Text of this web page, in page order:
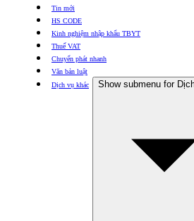
Tin mới
HS CODE
Kinh nghiệm nhập khẩu TBYT
Thuế VAT
Chuyển phát nhanh
Văn bản luật
Dịch vụ khác
Show submenu for